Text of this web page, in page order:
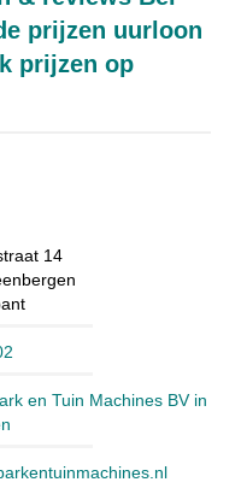
prijzen uurloon
prijzen op
14
en Tuin Machines BV in